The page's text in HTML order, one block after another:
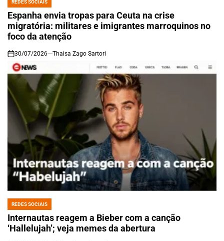
POSTED
IN
REDES SOCIAIS
Espanha envia tropas para Ceuta na crise
migratória: militares e imigrantes marroquinos no
foco da atenção
on
30/07/2026 Thaisa Zago Sartori
POSTED
IN
REDES SOCIAIS
Internautas reagem a Bieber com a canção
‘Hallelujah’; veja memes da abertura